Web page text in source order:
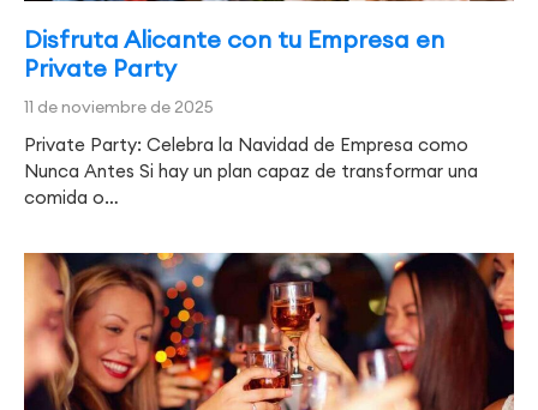
Disfruta Alicante con tu Empresa en
Private Party
11 de noviembre de 2025
Private Party: Celebra la Navidad de Empresa como
Nunca Antes Si hay un plan capaz de transformar una
comida o…